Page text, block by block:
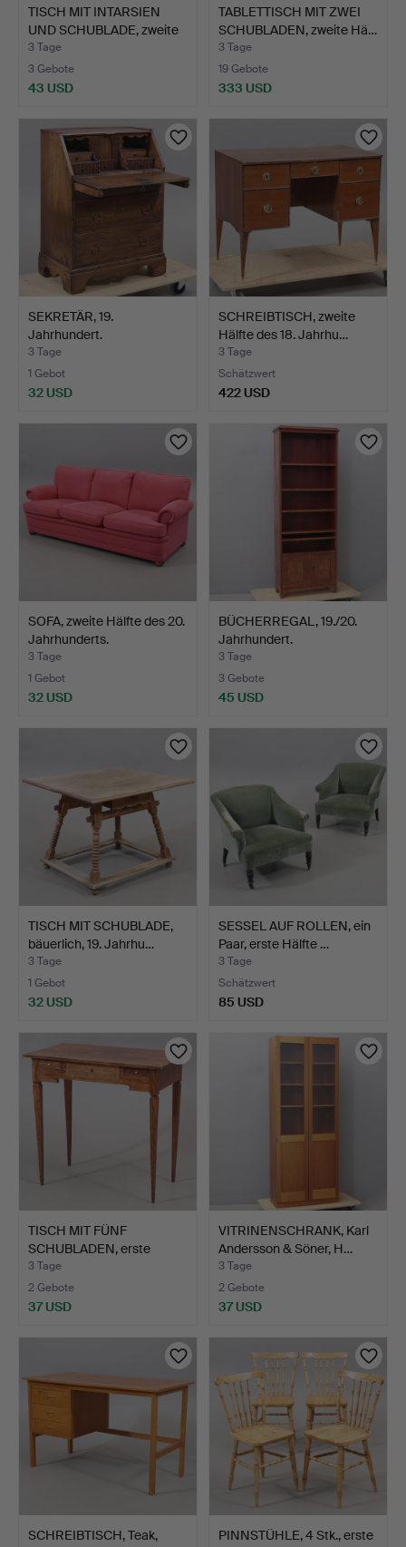
TISCH MIT INTARSIEN
UND SCHUBLADE, zweite
…
3 Tage
3 Gebote
43 USD
TABLETTISCH MIT ZWEI
SCHUBLADEN, zweite Hä…
3 Tage
19 Gebote
333 USD
SEKRETÄR, 19.
Jahrhundert.
3 Tage
1 Gebot
32 USD
SCHREIBTISCH, zweite
Hälfte des 18. Jahrhu…
3 Tage
Schätzwert
422 USD
SOFA, zweite Hälfte des 20.
Jahrhunderts.
3 Tage
1 Gebot
32 USD
BÜCHERREGAL, 19./20.
Jahrhundert.
3 Tage
3 Gebote
45 USD
TISCH MIT SCHUBLADE,
bäuerlich, 19. Jahrhu…
3 Tage
1 Gebot
32 USD
SESSEL AUF ROLLEN, ein
Paar, erste Hälfte …
3 Tage
Schätzwert
85 USD
TISCH MIT FÜNF
SCHUBLADEN, erste
Hälfte de…
3 Tage
2 Gebote
37 USD
VITRINENSCHRANK, Karl
Andersson & Söner, H…
3 Tage
2 Gebote
37 USD
SCHREIBTISCH, Teak,
PINNSTÜHLE, 4 Stk., erste